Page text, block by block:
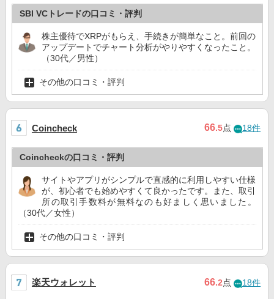
SBI VCトレードの口コミ・評判
株主優待でXRPがもらえ、手続きが簡単なこと。前回の
アップデートでチャート分析がやりやすくなったこと。
（30代／男性）
その他の口コミ・評判
Coincheck 66.5点 18件
Coincheckの口コミ・評判
サイトやアプリがシンプルで直感的に利用しやすい仕様
が、初心者でも始めやすくて良かったです。また、取引
所の取引手数料が無料なのも好ましく思いました。
（30代／女性）
その他の口コミ・評判
楽天ウォレット 66.2点 18件